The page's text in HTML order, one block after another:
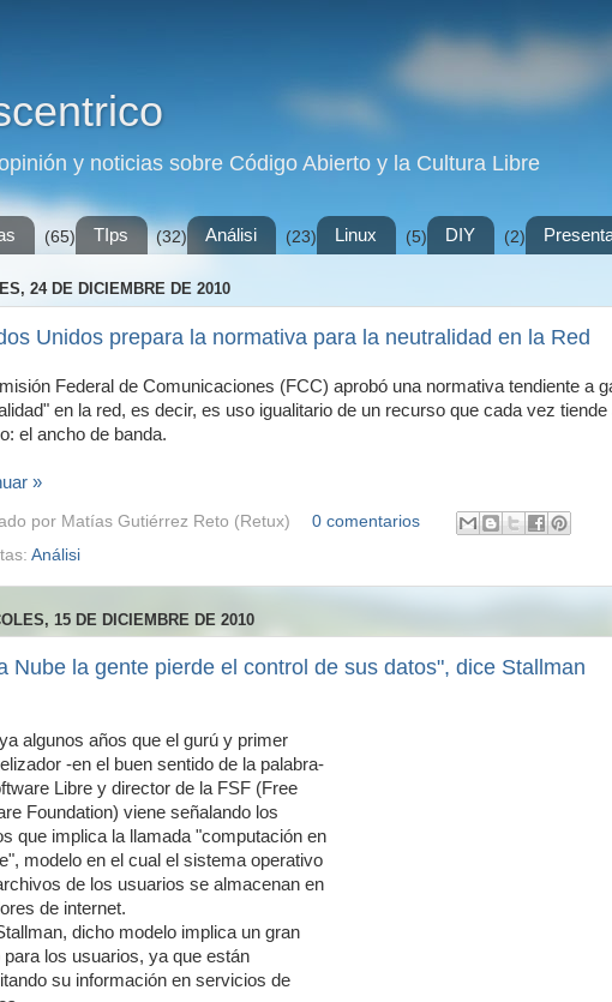
y noticias sobre Código Abierto y la Cultura Libre
(65) TIps (32) Análisi (23) Linux (5) DIY (2)
24 DE DICIEMBRE DE 2010
Unidos prepara la normativa para la neutralidad en la Red
Federal de Comunicaciones (FCC) aprobó una normativa tendiente a
en la red, es decir, es uso igualitario de un recurso que cada vez
el ancho de banda.
»
por Matías Gutiérrez Reto (Retux)
0 comentarios
Análisi
15 DE DICIEMBRE DE 2010
Nube la gente pierde el control de sus datos", dice Stallman
algunos años que el gurú y primer
-en el buen sentido de la palabra-
Libre y director de la FSF (Free
Foundation) viene señalando los
que implica la llamada "computación en
modelo en el cual el sistema operativo
de los usuarios se almacenan en
de internet.
dicho modelo implica un gran
para los usuarios, ya que están
su información en servicios de